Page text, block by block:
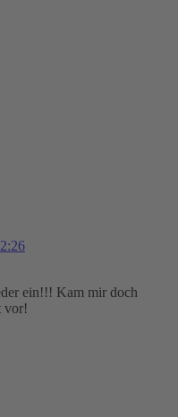
ein!!! Kam mir doch
vor!